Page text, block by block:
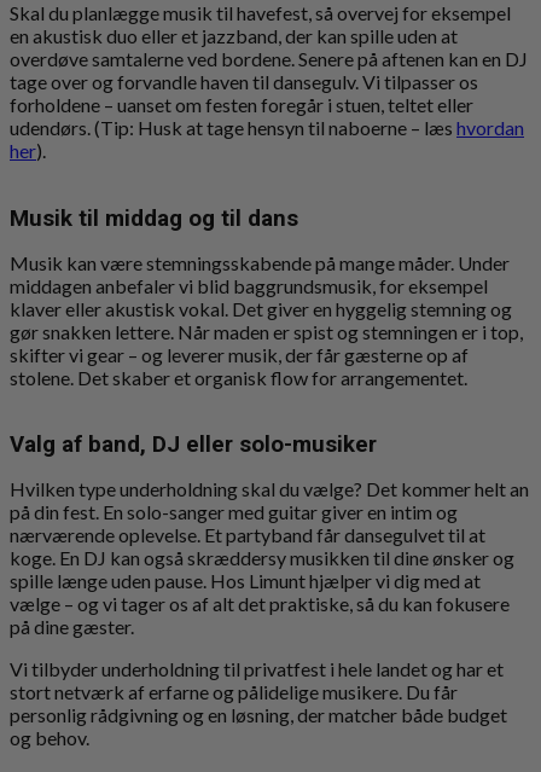
Skal du planlægge musik til havefest, så overvej for eksempel
en akustisk duo eller et jazzband, der kan spille uden at
overdøve samtalerne ved bordene. Senere på aftenen kan en DJ
tage over og forvandle haven til dansegulv. Vi tilpasser os
forholdene – uanset om festen foregår i stuen, teltet eller
udendørs. (Tip: Husk at tage hensyn til naboerne – læs hvordan
her).
Musik til middag og til dans
Musik kan være stemningsskabende på mange måder. Under
middagen anbefaler vi blid baggrundsmusik, for eksempel
klaver eller akustisk vokal. Det giver en hyggelig stemning og
gør snakken lettere. Når maden er spist og stemningen er i top,
skifter vi gear – og leverer musik, der får gæsterne op af
stolene. Det skaber et organisk flow for arrangementet.
Valg af band, DJ eller solo-musiker
Hvilken type underholdning skal du vælge? Det kommer helt an
på din fest. En solo-sanger med guitar giver en intim og
nærværende oplevelse. Et partyband får dansegulvet til at
koge. En DJ kan også skræddersy musikken til dine ønsker og
spille længe uden pause. Hos Limunt hjælper vi dig med at
vælge – og vi tager os af alt det praktiske, så du kan fokusere
på dine gæster.
Vi tilbyder underholdning til privatfest i hele landet og har et
stort netværk af erfarne og pålidelige musikere. Du får
personlig rådgivning og en løsning, der matcher både budget
og behov.